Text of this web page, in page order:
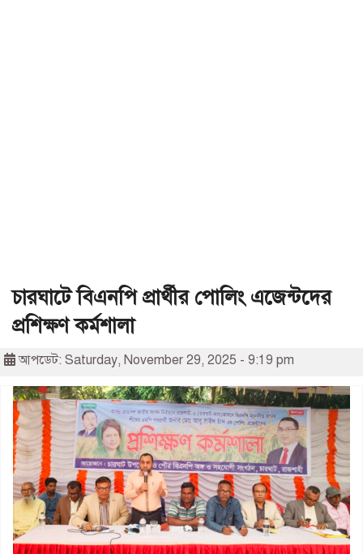
চারঘাটে বিএনপি প্রার্থীর পোলিং এজেন্টদের
প্রশিক্ষণ কর্মশালা
আপডেট: Saturday, November 29, 2025 - 9:19 pm